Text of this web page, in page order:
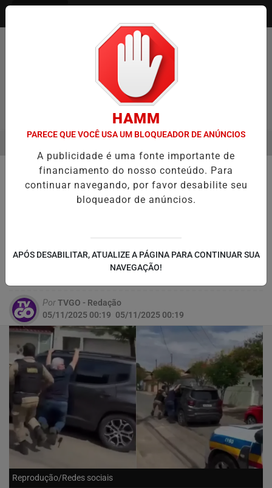
EM ALTA
🚔 SEGURANÇA E JUSTIÇA
Para impedir roubo, Idoso de 70
anos se pendura em carro e é
possuía 31 registros criminais; ação
terminou no aeroporto da cidade
PorTVGO - Redação
05/11/2025 00:19 05/11/2025 00:19
Reprodução/Redes sociais
HAMM
PARECE QUE VOCÊ USA UM BLOQUEADOR DE ANÚNCIOS
A publicidade é uma fonte importante de
financiamento do nosso conteúdo. Para
continuar navegando, por favor desabilite seu
bloqueador de anúncios.
APÓS DESABILITAR, ATUALIZE A PÁGINA PARA CONTINUAR SUA
NAVEGAÇÃO!